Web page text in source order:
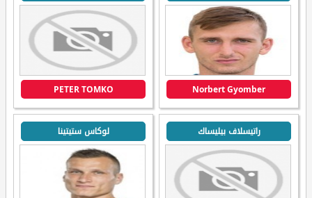
Norbert Gyomber
PETER TOMKO
راتيسلاف بيليساك لوكاس ستيتينا